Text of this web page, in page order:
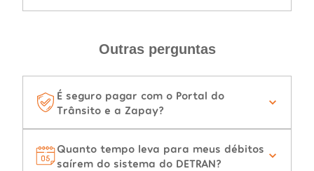
Outras perguntas
É seguro pagar com o Portal do
Trânsito e a Zapay?
Quanto tempo leva para meus débitos
saírem do sistema do DETRAN?